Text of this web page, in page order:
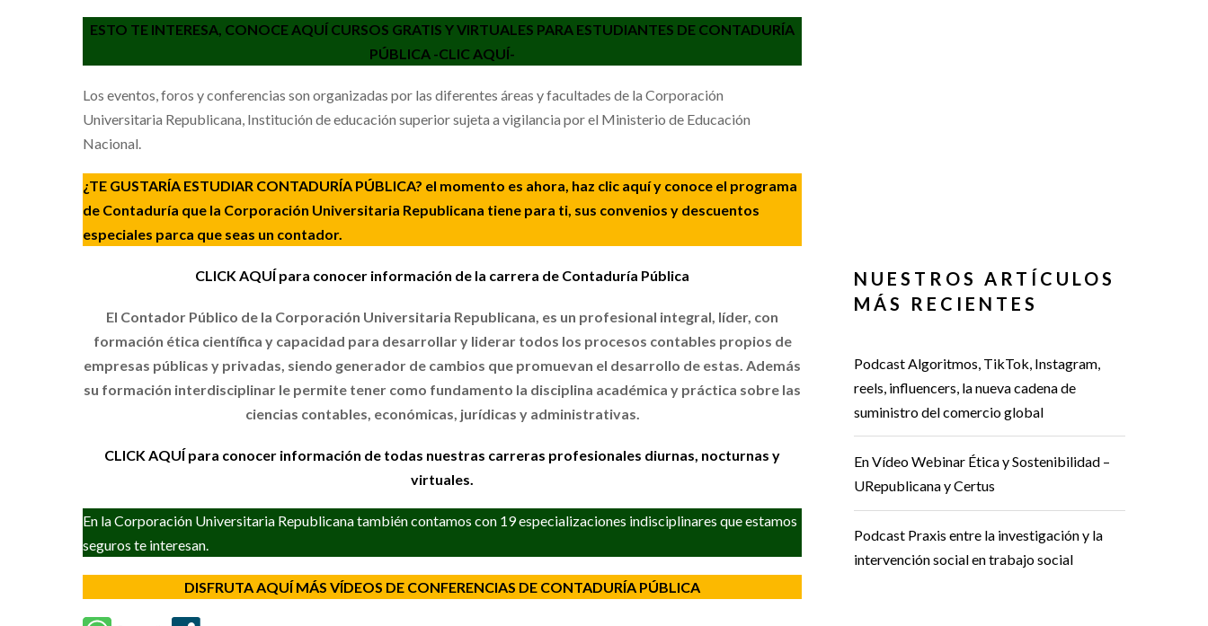
ESTO TE INTERESA, CONOCE AQUÍ CURSOS GRATIS Y VIRTUALES PARA ESTUDIANTES DE CONTADURÍA
PÚBLICA -CLIC AQUÍ-
Los eventos, foros y conferencias son organizadas por las diferentes áreas y facultades de la Corporación
Universitaria Republicana, Institución de educación superior sujeta a vigilancia por el Ministerio de Educación
Nacional.
¿TE GUSTARÍA ESTUDIAR CONTADURÍA PÚBLICA? el momento es ahora, haz clic aquí y conoce el programa
de Contaduría que la Corporación Universitaria Republicana tiene para ti, sus convenios y descuentos
especiales parca que seas un contador.
CLICK AQUÍ para conocer información de la carrera de Contaduría Pública
El Contador Público de la Corporación Universitaria Republicana, es un profesional integral, líder, con
formación ética científica y capacidad para desarrollar y liderar todos los procesos contables propios de
empresas públicas y privadas, siendo generador de cambios que promuevan el desarrollo de estas. Además
su formación interdisciplinar le permite tener como fundamento la disciplina académica y práctica sobre las
ciencias contables, económicas, jurídicas y administrativas.
CLICK AQUÍ para conocer información de todas nuestras carreras profesionales diurnas, nocturnas y
virtuales.
En la Corporación Universitaria Republicana también contamos con 19 especializaciones indisciplinares que estamos
seguros te interesan.
DISFRUTA AQUÍ MÁS VÍDEOS DE CONFERENCIAS DE CONTADURÍA PÚBLICA
NUESTROS ARTÍCULOS
MÁS RECIENTES
Podcast Algoritmos, TikTok, Instagram,
reels, influencers, la nueva cadena de
suministro del comercio global
En Vídeo Webinar Ética y Sostenibilidad –
URepublicana y Certus
Podcast Praxis entre la investigación y la
intervención social en trabajo social